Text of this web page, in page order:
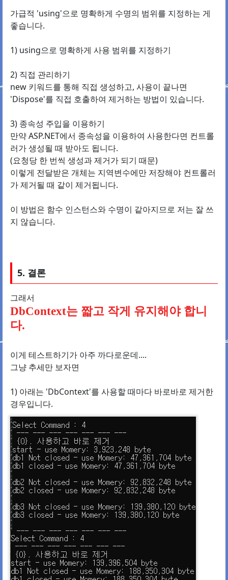
가급적 'using'으로 명확하게 수명의 범위를 지정하는 게
좋습니다.
1) using으로 명확하게 사용 범위를 지정하기
2) 직접 관리하기
new 키워드를 통해 직접 생성하고, 사용이 끝나면
'Dispose'를 직접 호출하여 제거하는 방법이 있습니다.
3) 종속성 주입을 이용하기
만약 ASP.NET에서 종속성을 이용하여 사용한다면 컨트롤
러가 생성될 때 받아도 됩니다.
(요청당 한 번씩 생성과 제거가 되기 때문)
이렇게 전달받은 개체는 지역변수에만 저장해야 컨트롤러
가 제거될 때 같이 제거됩니다.
이 방법은 함수 인스턴스와 수명이 같아지므로 저는 잘 쓰
지 않습니다.
5. 결론
그래서
DbContext는 짧고 작게 유지해야 합니
다.
이게 테스트하기가 아주 까다로운데....
그냥 추세만 보자면
1) 아래는 'DbContext'를 사용할 때마다 바로바로 제거한
경우입니다.